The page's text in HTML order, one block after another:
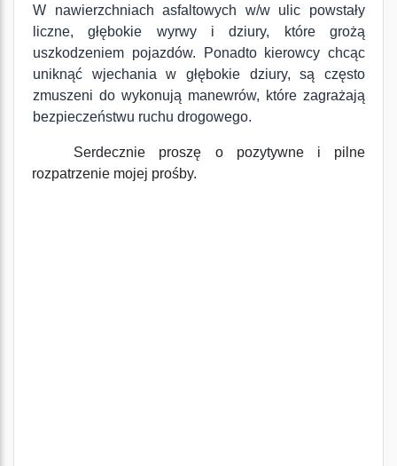
W nawierzchniach asfaltowych w/w ulic powstały
liczne, głębokie wyrwy i dziury, które grożą
uszkodzeniem pojazdów. Ponadto kierowcy chcąc
uniknąć wjechania w głębokie dziury, są często
zmuszeni do wykonują manewrów, które zagrażają
bezpieczeństwu ruchu drogowego.
Serdecznie proszę o pozytywne i pilne
rozpatrzenie mojej prośby.